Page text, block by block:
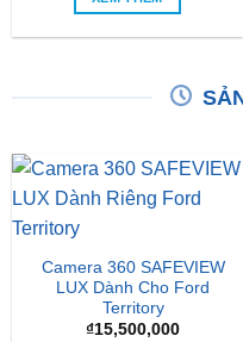
Camera 360 SAFEVIEW
LUX Dành Cho Ford
Territory
₫15,500,000